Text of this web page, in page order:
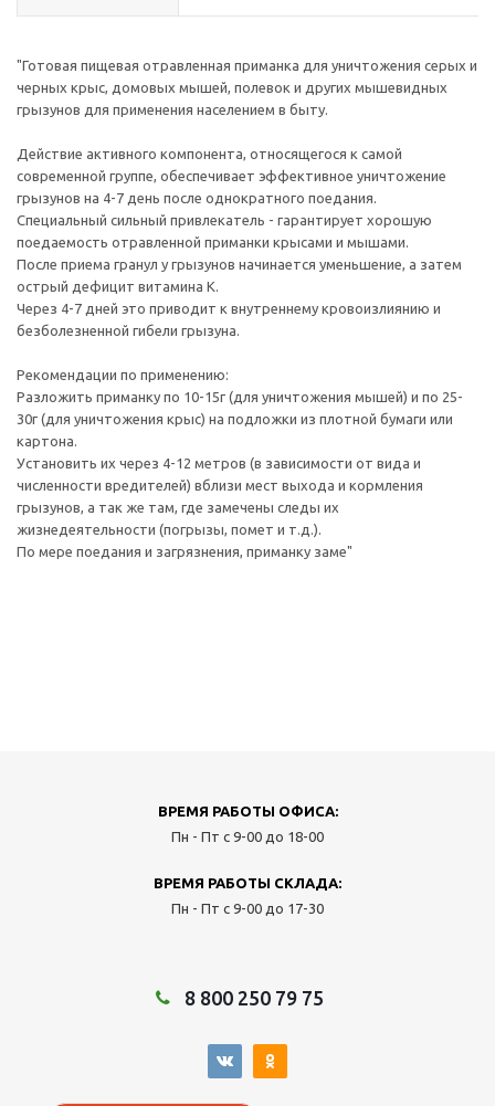
"Готовая пищевая отравленная приманка для уничтожения серых и
черных крыс, домовых мышей, полевок и других мышевидных
грызунов для применения населением в быту.
Действие активного компонента, относящегося к самой
современной группе, обеспечивает эффективное уничтожение
грызунов на 4-7 день после однократного поедания.
Специальный сильный привлекатель - гарантирует хорошую
поедаемость отравленной приманки крысами и мышами.
После приема гранул у грызунов начинается уменьшение, а затем
острый дефицит витамина К.
Через 4-7 дней это приводит к внутреннему кровоизлиянию и
безболезненной гибели грызуна.
Рекомендации по применению:
Разложить приманку по 10-15г (для уничтожения мышей) и по 25-
30г (для уничтожения крыс) на подложки из плотной бумаги или
картона.
Установить их через 4-12 метров (в зависимости от вида и
численности вредителей) вблизи мест выхода и кормления
грызунов, а так же там, где замечены следы их
жизнедеятельности (погрызы, помет и т.д.).
По мере поедания и загрязнения, приманку заме"
ВРЕМЯ РАБОТЫ ОФИСА:
Пн - Пт с 9-00 до 18-00
ВРЕМЯ РАБОТЫ СКЛАДА:
Пн - Пт с 9-00 до 17-30
8 800 250 79 75